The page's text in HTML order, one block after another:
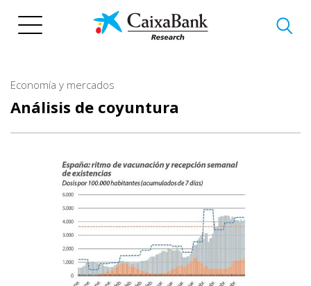
Economía y mercados
Análisis de coyuntura